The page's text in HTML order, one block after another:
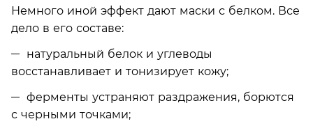
Немного иной эффект дают маски с белком. Все
дело в его составе:
натуральный белок и углеводы
восстанавливает и тонизирует кожу;
ферменты устраняют раздражения, борются
с черными точками;